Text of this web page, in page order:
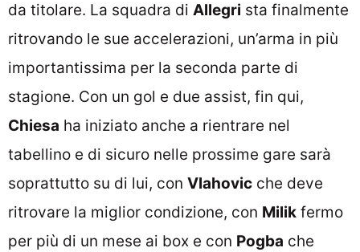
da titolare. La squadra di Allegri sta finalmente
ritrovando le sue accelerazioni, un’arma in più
importantissima per la seconda parte di
stagione. Con un gol e due assist, fin qui,
Chiesa ha iniziato anche a rientrare nel
tabellino e di sicuro nelle prossime gare sarà
soprattutto su di lui, con Vlahovic che deve
ritrovare la miglior condizione, con Milik fermo
per più di un mese ai box e con Pogba che